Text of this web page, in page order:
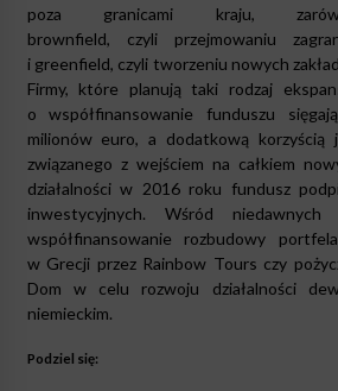
poza granicami kraju,
brownfield, czyli przejmowaniu
i greenfield, czyli tworzeniu nowych
Firmy, które planują taki rodzaj
o współfinansowanie funduszu
milionów euro, a dodatkową korzyścią
związanego z wejściem na całkiem
działalności w 2016 roku fundusz
inwestycyjnych. Wśród
współfinansowanie rozbudowy
w Grecji przez Rainbow Tours czy
Dom w celu rozwoju działalności
niemieckim.
Podziel się: